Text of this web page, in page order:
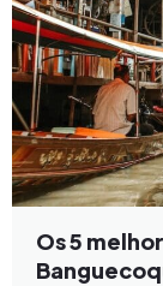
Os 5